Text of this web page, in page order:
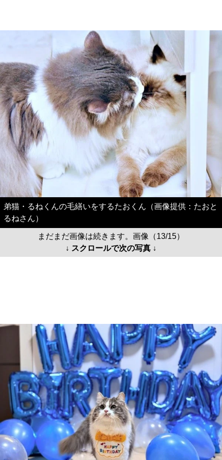
弟猫・るねくんの毛繕いをするたおくん（画像提供：たおと
るねさん）
まだまだ画像は続きます。画像（13/15）
↓ スクロールで次の写真 ↓